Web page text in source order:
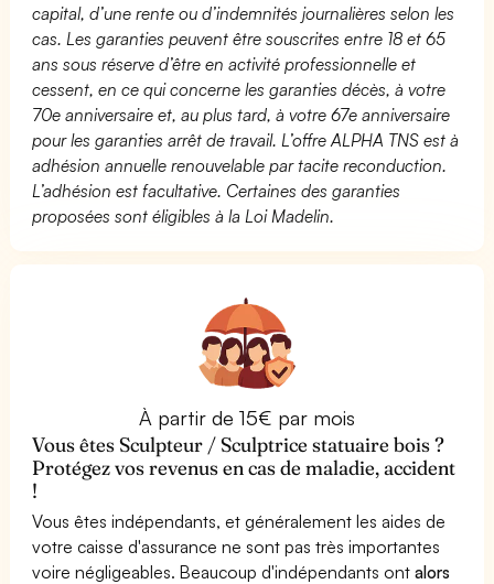
capital, d’une rente ou d’indemnités journalières selon les
cas. Les garanties peuvent être souscrites entre 18 et 65
ans sous réserve d’être en activité professionnelle et
cessent, en ce qui concerne les garanties décès, à votre
70e anniversaire et, au plus tard, à votre 67e anniversaire
pour les garanties arrêt de travail. L’offre ALPHA TNS est à
adhésion annuelle renouvelable par tacite reconduction.
L’adhésion est facultative. Certaines des garanties
proposées sont éligibles à la Loi Madelin.
À partir de 15€ par mois
Vous êtes Sculpteur / Sculptrice statuaire bois ?
Protégez vos revenus en cas de maladie, accident
!
Vous êtes indépendants, et généralement les aides de
votre caisse d'assurance ne sont pas très importantes
voire négligeables. Beaucoup d'indépendants ontalors